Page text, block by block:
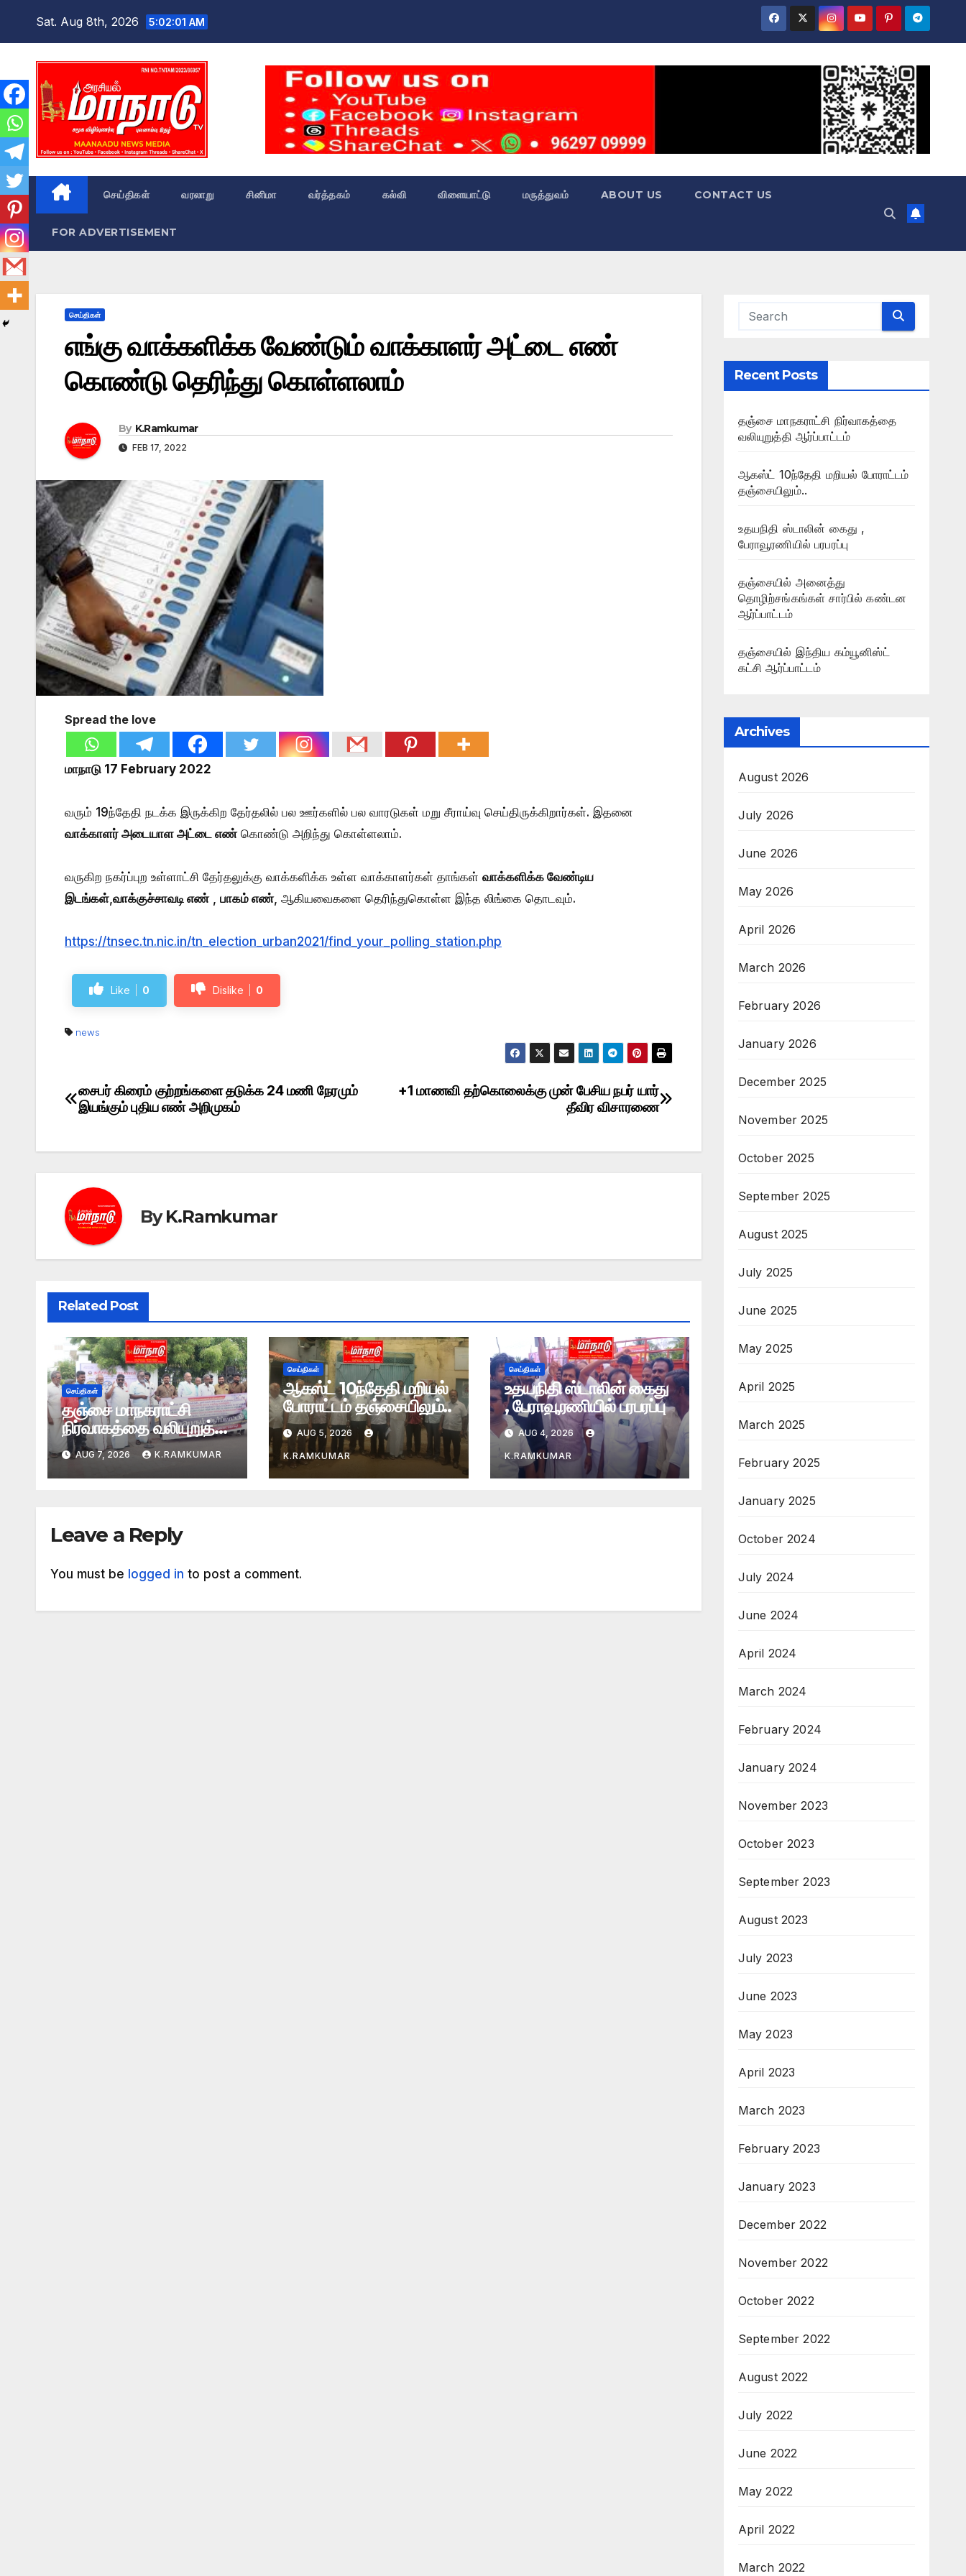
Sat. Aug 8th, 2026 5:02:02 AM
செய்திகள் வரலாறு சினிமா வர்த்தகம் கல்வி விளையாட்டு மருத்துவம் ABOUT US CONTACT US
FOR ADVERTISEMENT
செய்திகள்
எங்கு வாக்களிக்க வேண்டும் வாக்காளர் அட்டை எண்
கொண்டு தெரிந்து கொள்ளலாம்
By K.Ramkumar
FEB 17, 2022
Spread the love
மாநாடு 17 February 2022
வரும் 19ந்தேதி நடக்க இருக்கிற தேர்தலில் பல ஊர்களில் பல வாரடுகள் மறு சீராய்வு செய்திருக்கிறார்கள். இதனை
வாக்காளர் அடையாள அட்டை எண்கொண்டு அறிந்து கொள்ளலாம்.
வருகிற நகர்ப்புற உள்ளாட்சி தேர்தலுக்கு வாக்களிக்க உள்ள வாக்காளர்கள் தாங்கள் வாக்களிக்க வேண்டிய
இடங்கள்,வாக்குச்சாவடி எண், பாகம் எண், ஆகியவைகளை தெரிந்துகொள்ள இந்த லிங்கை தொடவும்.
https://tnsec.tn.nic.in/tn_election_urban2021/find_your_polling_station.php
Like 0 Dislike 0
news
Post
+1 மாணவி தற்கொலைக்கு முன் பேசிய நபர் யார்
தீவிர விசாரணை
சைபர் கிரைம் குற்றங்களை தடுக்க 24 மணி நேரமும்
இயங்கும் புதிய எண் அறிமுகம்
ByK.Ramkumar
Related Post
செய்திகள்
தஞ்சை மாநகராட்சி
நிர்வாகத்தை வலியுறுத்தி
ஆர்ப்பாட்டம்
AUG 7, 2026 K.RAMKUMAR
செய்திகள்
ஆகஸ்ட் 10ந்தேதி மறியல்
போராட்டம் தஞ்சையிலும்..
AUG 5, 2026
K.RAMKUMAR
செய்திகள்
உதயநிதி ஸ்டாலின் கைது
, பேராவூரணியில் பரபரப்பு
AUG 4, 2026
K.RAMKUMAR
Leave a Reply
You must be logged in to post a comment.
Recent Posts
தஞ்சை மாநகராட்சி நிர்வாகத்தை
வலியுறுத்தி ஆர்ப்பாட்டம்
ஆகஸ்ட் 10ந்தேதி மறியல் போராட்டம்
தஞ்சையிலும்..
உதயநிதி ஸ்டாலின் கைது ,
பேராவூரணியில் பரபரப்பு
தஞ்சையில் அனைத்து
தொழிற்சங்கங்கள் சார்பில் கண்டன
ஆர்ப்பாட்டம்
தஞ்சையில் இந்திய கம்யூனிஸ்ட்
கட்சி ஆர்ப்பாட்டம்
Archives
August 2026
July 2026
June 2026
May 2026
April 2026
March 2026
February 2026
January 2026
December 2025
November 2025
October 2025
September 2025
August 2025
July 2025
June 2025
May 2025
April 2025
March 2025
February 2025
January 2025
October 2024
July 2024
June 2024
April 2024
March 2024
February 2024
January 2024
November 2023
October 2023
September 2023
August 2023
July 2023
June 2023
May 2023
April 2023
March 2023
February 2023
January 2023
December 2022
November 2022
October 2022
September 2022
August 2022
July 2022
June 2022
May 2022
April 2022
March 2022